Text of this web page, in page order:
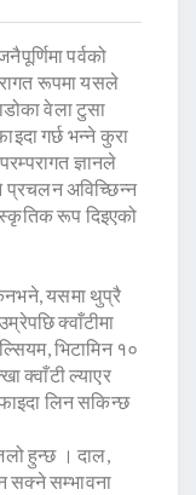
पर्वको
रूपमा यसले
वेला टुसा
गर्छ भन्ने कुरा
ज्ञानले
प्रचलन अविच्छिन्न
रूप दिइएको
यसमा थुप्रै
क्वाँटीमा
भिटामिन १०
क्वाँटी ल्याएर
लिन सकिन्छ
हुन्छ । दाल,
सक्ने सम्भावना